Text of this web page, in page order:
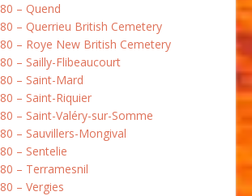
80 – Quend
80 – Querrieu British Cemetery
80 – Roye New British Cemetery
80 – Sailly-Flibeaucourt
80 – Saint-Mard
80 – Saint-Riquier
80 – Saint-Valéry-sur-Somme
80 – Sauvillers-Mongival
80 – Sentelie
80 – Terramesnil
80 – Vergies